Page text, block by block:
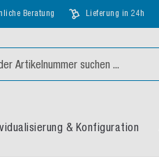
Beratung Lieferung in 24h
& Konfiguration